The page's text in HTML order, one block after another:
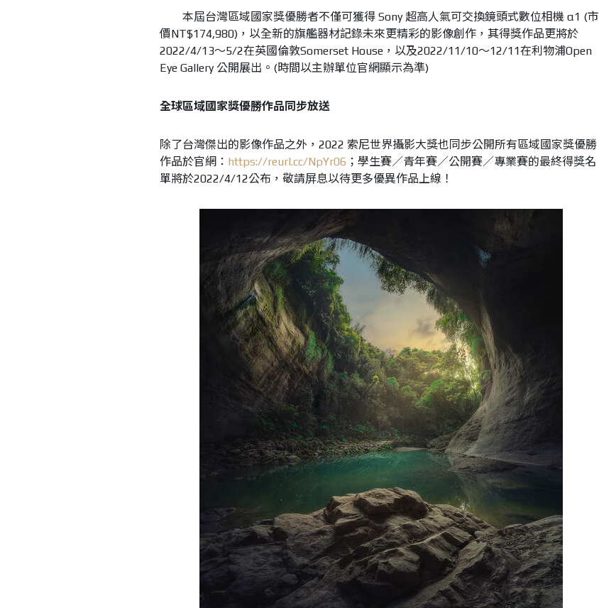
本屆台灣區域國家獎優勝者不僅可獲得 Sony 超高人氣可交換鏡頭式數位相機 α1 (市
價NT$174,980)，以全新的旗艦器材記錄未來更精彩的影像創作，其得獎作品更將於
2022/4/13～5/2在英國倫敦Somerset House，以及2022/11/10～12/11在利物浦Open
Eye Gallery 公開展出。(時間以主辦單位官網顯示為準)
全球區域國家獎優勝作品同步放送
除了台灣傑出的影像作品之外，2022 索尼世界攝影大獎也同步公開所有區域國家獎優勝
作品於官網： https://reurl.cc/NpYr06 ；學生賽／青年賽／公開賽／專業賽的最終得獎名
單將於2022/4/12公布，敬請屏息以待更多優異作品上線！